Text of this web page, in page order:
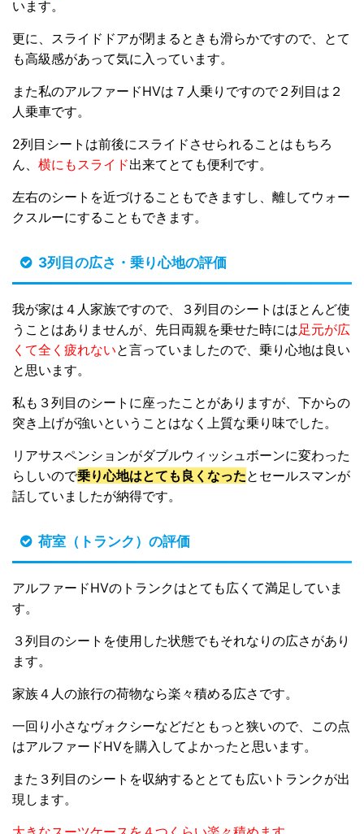
います。
更に、スライドドアが閉まるときも滑らかですので、とて
も高級感があって気に入っています。
また私のアルファードHVは７人乗りですので２列目は２
人乗車です。
2列目シートは前後にスライドさせられることはもちろ
ん、 横にもスライド出来てとても便利です。
左右のシートを近づけることもできますし、離してウォー
クスルーにすることもできます。
3列目の広さ・乗り心地の評価
我が家は４人家族ですので、３列目のシートはほとんど使
うことはありませんが、先日両親を乗せた時には足元が広
くて全く疲れないと言っていましたので、乗り心地は良い
と思います。
私も３列目のシートに座ったことがありますが、下からの
突き上げが強いということはなく上質な乗り味でした。
リアサスペンションがダブルウィッシュボーンに変わった
らしいので乗り心地はとても良くなったとセールスマンが
話していましたが納得です。
荷室（トランク）の評価
アルファードHVのトランクはとても広くて満足していま
す。
３列目のシートを使用した状態でもそれなりの広さがあり
ます。
家族４人の旅行の荷物なら楽々積める広さです。
一回り小さなヴォクシーなどだともっと狭いので、この点
はアルファードHVを購入してよかったと思います。
また３列目のシートを収納するととても広いトランクが出
現します。